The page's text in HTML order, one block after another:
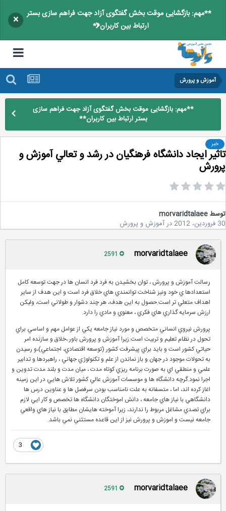
**مهم: بازگشایی موقت بخش گفتگوی آزاد جهت فراهم سازی بستر
ارتباط بین کاربران**
×
آموزش و پرورش
**مهم: بازگشایی موقت بخش گفتگوی آزاد جهت فراهم سازی
بستر ارتباط بین کاربران**
خبر
ايجاد دانشگاه فرهنگيان در رشد و تعالي آموزش و
morvaridtalaee
درآموزش و پرورش
morvaridtalaee
سالت آموزش و پرورش ، توان بخشيدن به فرد فرد انسان ها در جهت توسعه كامل
استعدادها ي خود ونيز شناخت توانمندي هاي خلاق فرد است و اين هدف از ساير
اهداف متعلي تر است.حصول به اين هدف، هر چند دشوار و طولاني است، وليكن
ارزش سرمايه گذاري هاي فكري ، معنوي و مادي را دارد.
پرورش نيروي انساني متخصص و مورد نياز جامعه يكي از عوامل مهم و اساسي براي
تحول در نظام تعليم و تربيت است.زيرا آموزش و پرورش باور ،خلاق و سازنده امر
حياتي كشور است و بايد براي پيشرفت كشور (توسعه اقتصادي، اجتماعي)،و رسيدن
به تحولات موجود در جهان و باز نماندن از علم و تكنولوژي جهاني ، راهبردها و تدابير
علمي و منطقي اي به صورت برنامه ريزي كوتاه مدت ، ميان مدت و بلند مدت تدوين و
اجرا نمود.گرچه دانشگاه ها و موسسات آموزش عالي كشور تلاش هايي در اين زمينه
اغاز كرده اند، اما ، متسفانه به علت نامناسب بودن سرفصل ها و عناوين درس ها
دانشگاهي با نياز هاي جامعه ، دانش اموختگان دانشگاه ها تخصص و كار ايي لازم
براي تصدي مشاغل مربوط را ندارند، زيرا آموخته هايشان مطابق با نياز هاي واقعي
جامعه نيست و اموزش و پرورش نيز از اين قاعده مستثني نمي باشد.
morvaridtalaee